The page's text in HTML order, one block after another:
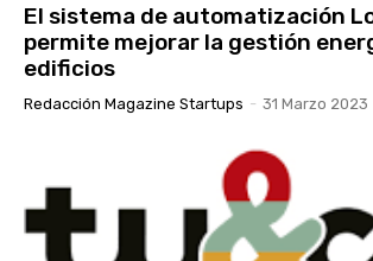
El sistema de automatización
permite mejorar la gestión
edificios
Redacción Magazine Startups - 31 Marzo 2023